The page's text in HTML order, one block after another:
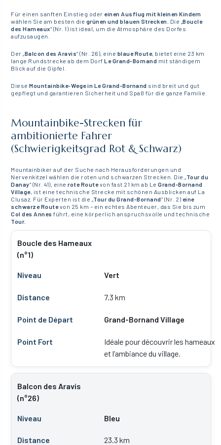
Für einen sanften Einstieg oder einen Ausflug mit kleinen Kindern
wählen Sie am besten die grünen und blauen Strecken. Die „Boucle
des Hameaux“ (Nr. 1) ist ideal, um die Atmosphäre des Dorfes
aufzusaugen.
Der „ Balcon des Aravis“ (Nr. 26), eine blaue Route, bietet eine 23 km
lange Rundstrecke ab dem DorfLe Grand-Bornand mit ständigem
Blick auf die Gipfel.
DieseMountainbike-Wege in Le Grand-Bornand sind breit und gut
gepflegt und garantieren Sicherheit und Spaß für die ganze Familie.
Mountainbike-Strecken für
ambitionierte Fahrer
(Schwierigkeitsgrad Rot & Schwarz)
Mountainbiker auf der Suche nach Herausforderungen und
Nervenkitzel wählen die roten und schwarzen Strecken. Die „ Tour du
Danay“ (Nr. 41), einerote Routevon fast 21 km ab LeGrand-Bornand
Village, ist eine technische Strecke mit schönen Ausblicken auf La
Clusaz. Für Experten ist die „ Tour du Grand-Bornand“ (Nr. 2) eine
schwarze Routevon 25 km – ein echtes Abenteuer, das Sie bis zum
Col des Annes führt, eine körperlich anspruchsvolle und technische
Tour.
Boucle des Hameaux
(n°1)
Vert
7.3 km
Grand-Bornand Village
Idéale pour découvrir les hameaux
et l’ambiance du village.
Balcon des Aravis
(n°26)
Bleu
23.3 km